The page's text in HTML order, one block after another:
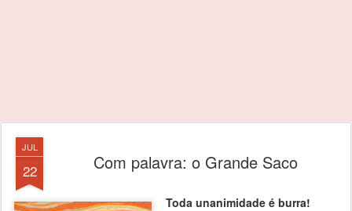
JUL
22 Com palavra: o Grande Saco
Toda unanimidade é burra!